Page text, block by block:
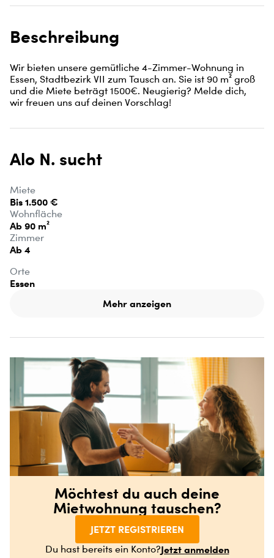
Beschreibung
Wir bieten unsere gemütliche 4-Zimmer-Wohnung in
Essen, Stadtbezirk VII zum Tausch an. Sie ist 90 m² groß
und die Miete beträgt 1500€. Neugierig? Melde dich,
wir freuen uns auf deinen Vorschlag!
Alo N. sucht
Miete
Bis 1.500 €
Wohnfläche
Ab 90 m²
Zimmer
Ab 4
Orte
Essen
Mehr anzeigen
Möchtest du auch deine
Mietwohnung tauschen?
JETZT REGISTRIEREN
Du hast bereits ein Konto?Jetzt anmelden